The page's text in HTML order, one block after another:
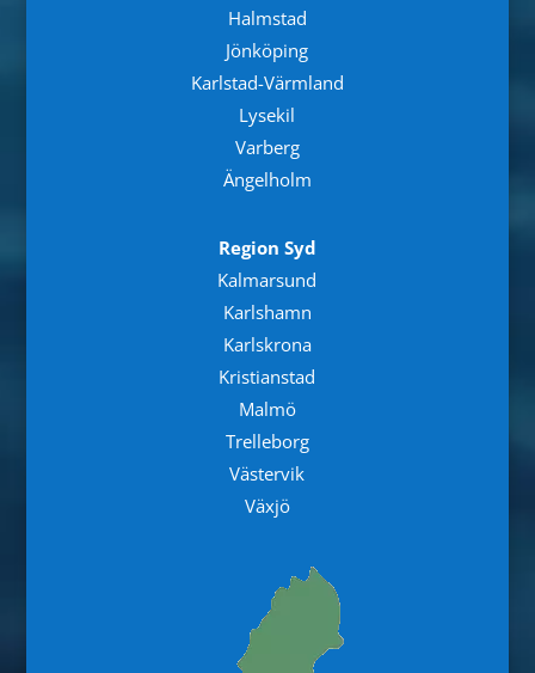
Halmstad
Jönköping
Karlstad-Värmland
Lysekil
Varberg
Ängelholm
Region Syd
Kalmarsund
Karlshamn
Karlskrona
Kristianstad
Malmö
Trelleborg
Västervik
Växjö